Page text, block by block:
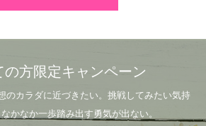
の方限定キャンペーン
のカラダに近づきたい。挑戦してみたい気持
かなか一歩踏み出す勇気が出ない。